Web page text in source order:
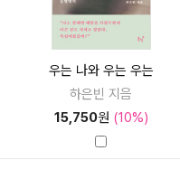
우는 나와 우는 우는
하은빈 지음
15,750원 (10%)